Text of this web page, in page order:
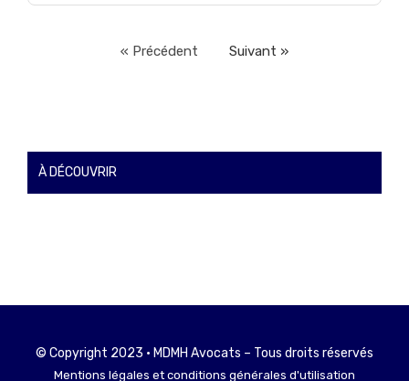
« Précédent Suivant »
À DÉCOUVRIR
© Copyright 2023 • MDMH Avocats – Tous droits réservés
Mentions légales et conditions générales d'utilisation